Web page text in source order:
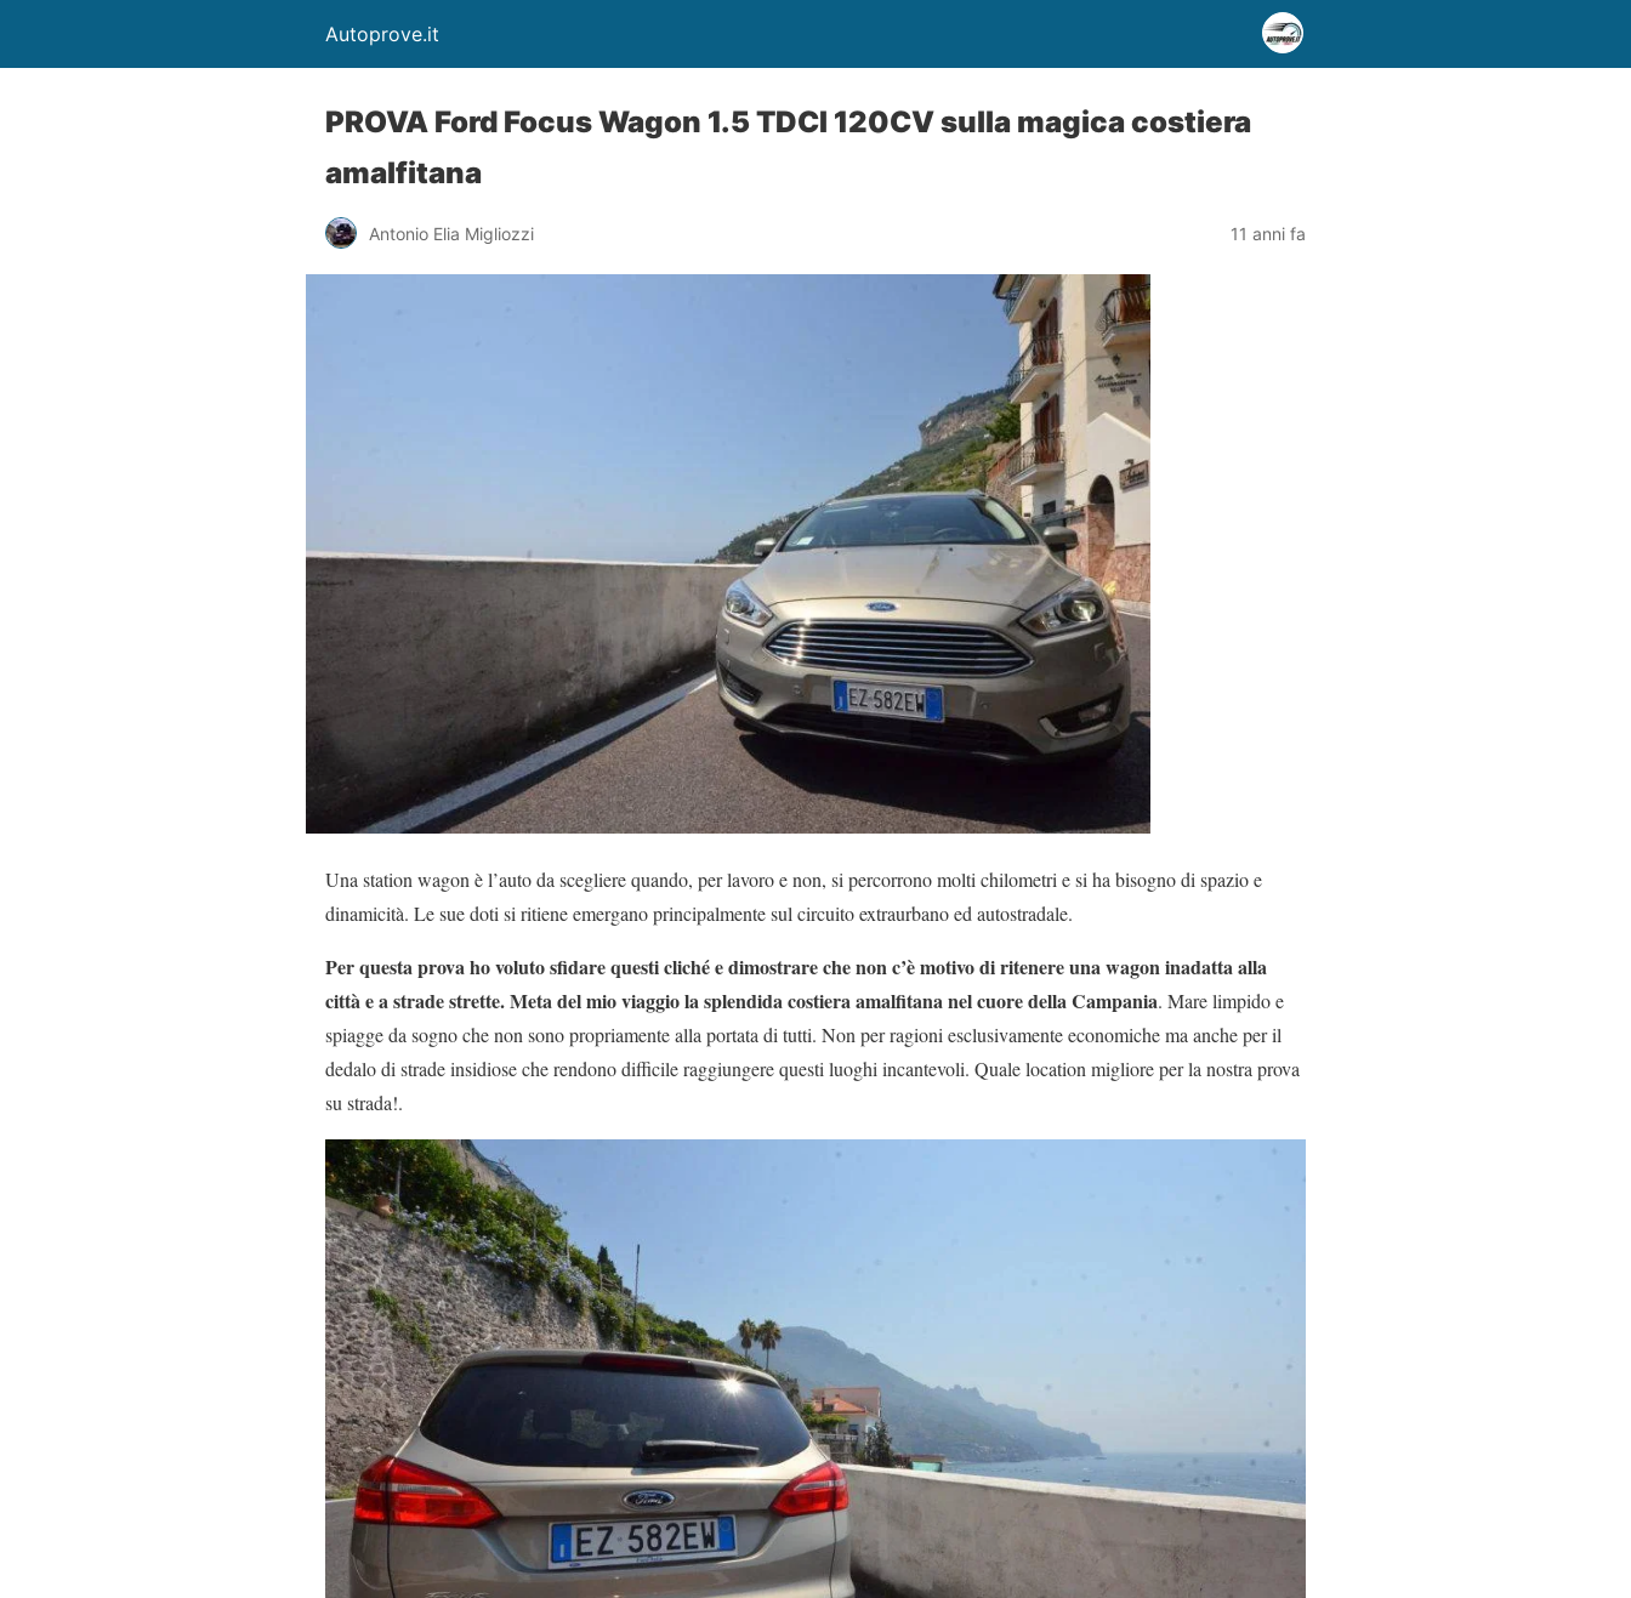
Autoprove.it
PROVA Ford Focus Wagon 1.5 TDCI 120CV sulla magica costiera
amalfitana
Antonio Elia Migliozzi 11 anni fa
Una station wagon è l’auto da scegliere quando, per lavoro e non, si percorrono molti chilometri e si ha bisogno di spazio e
dinamicità. Le sue doti si ritiene emergano principalmente sul circuito extraurbano ed autostradale.
Per questa prova ho voluto sfidare questi cliché e dimostrare che non c’è motivo di ritenere una wagon inadatta alla
città e a strade strette. Meta del mio viaggio la splendida costiera amalfitana nel cuore della Campania. Mare limpido e
spiagge da sogno che non sono propriamente alla portata di tutti. Non per ragioni esclusivamente economiche ma anche per il
dedalo di strade insidiose che rendono difficile raggiungere questi luoghi incantevoli. Quale location migliore per la nostra prova
su strada!.